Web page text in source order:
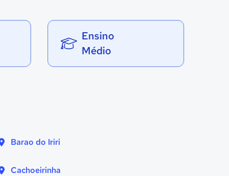
Ensino
Médio
Barao do Iriri
Cachoeirinha